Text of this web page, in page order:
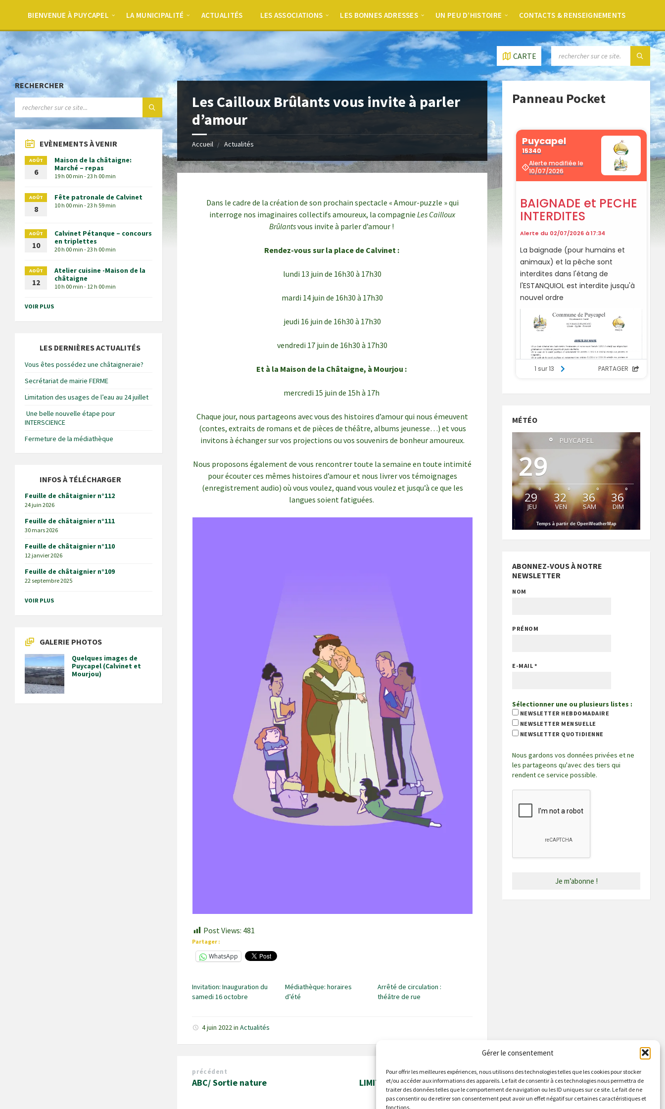
Gérer le consentement
Pour offrir les meilleures expériences, nous utilisons des technologies telles que les cookies pour stocker
et/ou accéder aux informations des appareils. Le fait de consentir à ces technologies nous permettra de
traiter des données telles que le comportement de navigation ou les ID uniques sur ce site. Le fait de ne
pas consentir ou de retirer son consentement peut avoir un effet négatif sur certaines caractéristiques et
fonctions.
BIENVENUE À PUYCAPEL LA MUNICIPALITÉ ACTUALITÉS LES ASSOCIATIONS LES BONNES ADRESSES UN PEU D’HISTOIRE CONTACTS & RENSEIGNEMENTS
CARTE
Les Cailloux Brûlants vous invite à parler
d’amour
Accueil Actualités
Dans le cadre de la création de son prochain spectacle « Amour-puzzle » qui
interroge nos imaginaires collectifs amoureux, la compagnieLes Cailloux
Brûlantsvous invite à parler d’amour !
Rendez-vous sur la place de Calvinet :
lundi 13 juin de 16h30 à 17h30
mardi 14 juin de 16h30 à 17h30
jeudi 16 juin de 16h30 à 17h30
vendredi 17 juin de 16h30 à 17h30
Et à la Maison de la Châtaigne, à Mourjou :
mercredi 15 juin de 15h à 17h
Chaque jour, nous partageons avec vous des histoires d’amour qui nous émeuvent
(contes, extraits de romans et de pièces de théâtre, albums jeunesse…) et vous
invitons à échanger sur vos projections ou vos souvenirs de bonheur amoureux.
Nous proposons également de vous rencontrer toute la semaine en toute intimité
pour écouter ces mêmes histoires d’amour et nous livrer vos témoignages
(enregistrement audio) où vous voulez, quand vous voulez et jusqu’à ce que les
langues soient fatiguées.
Post Views: 481
Partager :
WhatsApp
Invitation: Inauguration du
samedi 16 octobre
Médiathèque: horaires
d’été
Arrêté de circulation :
théâtre de rue
4 juin 2022inActualités
précédent
ABC/ Sortie nature
suivant
LIMITATION PROVISOIRE DES
USAGES DE L'EAU
RECHERCHER
EVÈNEMENTS À VENIR
AOÛT
6
Maison de la châtaigne:
Marché – repas
19 h 00 min - 23 h 00 min
AOÛT
8
Fête patronale de Calvinet
10 h 00 min - 23 h 59 min
AOÛT
10
Calvinet Pétanque – concours
en triplettes
20 h 00 min - 23 h 00 min
AOÛT
12
Atelier cuisine -Maison de la
châtaigne
10 h 00 min - 12 h 00 min
VOIR PLUS
LES DERNIÈRES ACTUALITÉS
Vous êtes possédez une châtaigneraie?
Secrétariat de mairie FERME
Limitation des usages de l’eau au 24 juillet
Une belle nouvelle étape pour
INTERSCIENCE
Fermeture de la médiathèque
INFOS À TÉLÉCHARGER
Feuille de châtaignier n°112
24 juin 2026
Feuille de châtaignier n°111
30 mars 2026
Feuille de châtaignier n°110
12 janvier 2026
Feuille de châtaignier n°109
22 septembre 2025
VOIR PLUS
GALERIE PHOTOS
Quelques images de
Puycapel (Calvinet et
Mourjou)
Panneau Pocket
MÉTÉO
PUYCAPEL
29
°
29°
JEU
32°
VEN
36°
SAM
36°
DIM
Temps à partir de OpenWeatherMap
ABONNEZ-VOUS À NOTRE
NEWSLETTER
NOM
PRÉNOM
E-MAIL *
Sélectionner une ou plusieurs listes :
NEWSLETTER HEBDOMADAIRE
NEWSLETTER MENSUELLE
NEWSLETTER QUOTIDIENNE
Nous gardons vos données privées et ne
les partageons qu'avec des tiers qui
rendent ce service possible.